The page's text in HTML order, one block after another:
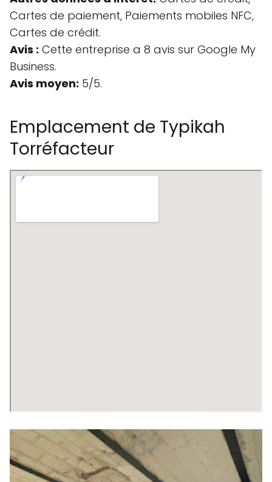
Cartes de paiement, Paiements mobiles NFC,
Cartes de crédit.
Avis : Cette entreprise a 8 avis sur Google My
Business.
Avis moyen: 5/5.
Emplacement de Typikah
Torréfacteur